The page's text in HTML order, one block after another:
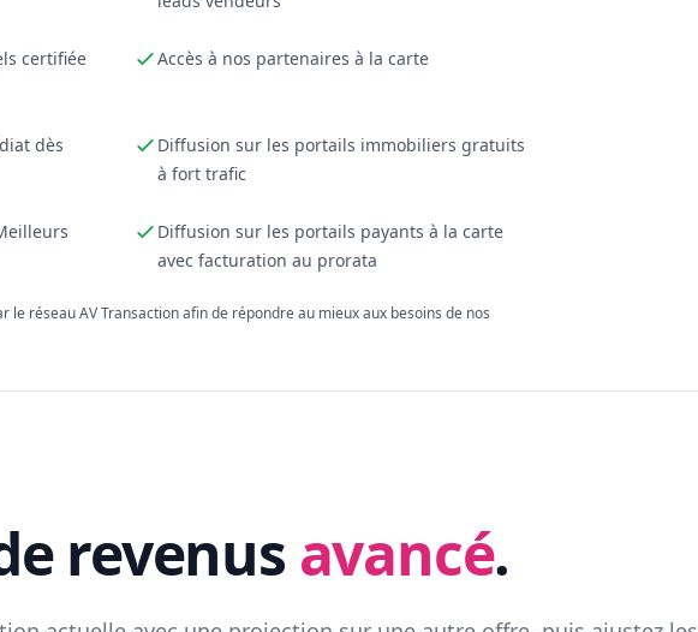
certifiée
Accès à nos partenaires à la carte
dès
Diffusion sur les portails immobiliers gratuits
à fort trafic
Diffusion sur les portails payants à la carte
avec facturation au prorata
le réseau AV Transaction afin de répondre au mieux aux besoins de nos
revenus avancé.